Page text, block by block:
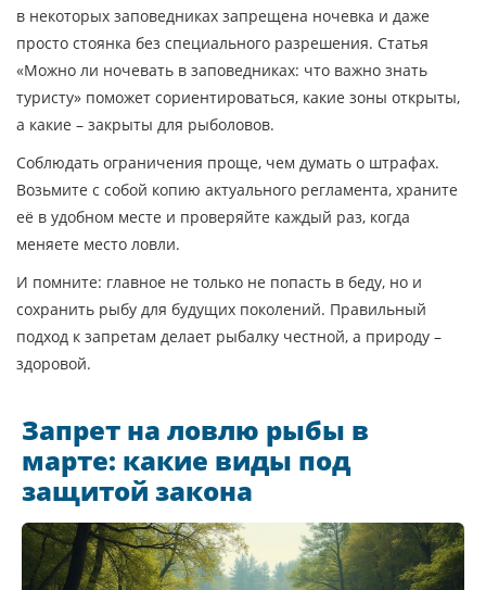
в некоторых заповедниках запрещена ночевка и даже
просто стоянка без специального разрешения. Статья
«Можно ли ночевать в заповедниках: что важно знать
туристу» поможет сориентироваться, какие зоны открыты,
а какие – закрыты для рыболовов.
Соблюдать ограничения проще, чем думать о штрафах.
Возьмите с собой копию актуального регламента, храните
её в удобном месте и проверяйте каждый раз, когда
меняете место ловли.
И помните: главное не только не попасть в беду, но и
сохранить рыбу для будущих поколений. Правильный
подход к запретам делает рыбалку честной, а природу –
здоровой.
Запрет на ловлю рыбы в
марте: какие виды под
защитой закона